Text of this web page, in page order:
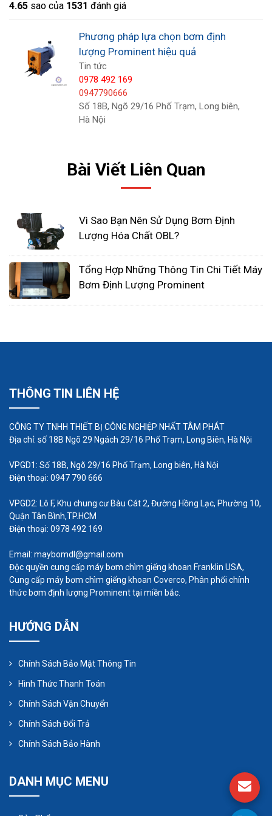
Trục bơm: Trục bơm là một phần quan trọng trong
cấu trúc của bơm. Trục bơm thường được làm từ
vật liệu chịu lực tốt như inox hoặc thép để đảm
bảo tính cứng và độ bền.
kim loại chống ăn mòn để đảm bảo tuổi thọ và
hiệu suất của bơm trong quá trình bơm các hóa
chất ăn mòn.
Động cơ:Bơm định lượng Prominent có thể được
trang bị động cơ điện hoặc động cơ xăng/dầu, tùy
thuộc vào ứng dụng cụ thể. Động cơ là nguồn
năng lượng để thực hiện quá trình bơm và đảm
bảo hiệu suất của bơm.
Van một chiều:Van một chiều là một bộ phận
quan trọng để ngăn chất lỏng chảy ngược lại trong
lỏng chỉ di chuyển theo hướng mong muốn.
4.65 sao của 1531 đánh giá
Phương pháp lựa chọn bơm định
lượng Prominent hiệu quả
Tin tức
0978 492 169
0947790666
Số 18B, Ngõ 29/16 Phố Trạm, Long biên,
Hà Nội
Bài Viết Liên Quan
Vì Sao Bạn Nên Sử Dụng Bơm Định
Lượng Hóa Chất OBL?
Tổng Hợp Những Thông Tin Chi Tiết Máy
Bơm Định Lượng Prominent
THÔNG TIN LIÊN HỆ
CÔNG TY TNHH THIẾT BỊ CÔNG NGHIỆP NHẤT TÂM PHÁT
Địa chỉ: số 18B Ngõ 29 Ngách 29/16 Phố Trạm, Long Biên, Hà Nội
VPGD1: Số 18B, Ngõ 29/16 Phố Trạm, Long biên, Hà Nội
Điện thoại: 0947 790 666
VPGD2: Lô F, Khu chung cư Bàu Cát 2, Đường Hồng Lạc, Phường 10,
Quận Tân Bình,TP.HCM
Điện thoại: 0978 492 169
Email: maybomdl@gmail.com
Độc quyền cung cấp máy bơm chìm giếng khoan Franklin USA,
Cung cấp máy bơm chìm giếng khoan Coverco, Phân phối chính
thức bơm định lượng Prominent tại miền bắc.
HƯỚNG DẪN
Chính Sách Bảo Mật Thông Tin
Hình Thức Thanh Toán
Chính Sách Vận Chuyển
Chính Sách Đổi Trả
Chính Sách Bảo Hành
DANH MỤC MENU